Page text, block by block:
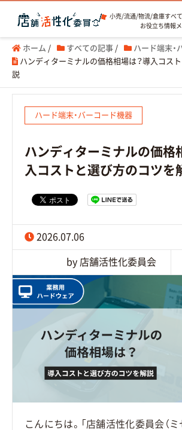
小売/流通/物流/倉庫すべ
お役立ち情報
ホーム / すべての記事 / ハード端末・
ハンディターミナルの価格相場は？導入コス
説
ハード端末・バーコード機器
ハンディターミナルの価格
入コストと選び方のコツを
2026.07.06
by 店舗活性化委員会
こんにちは。「店舗活性化委員会（ミ